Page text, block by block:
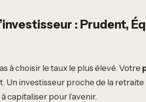
: Prudent,
à choisir le taux le plus élevé. Votre
investisseur proche de la retraite
capitaliser pour l’avenir.